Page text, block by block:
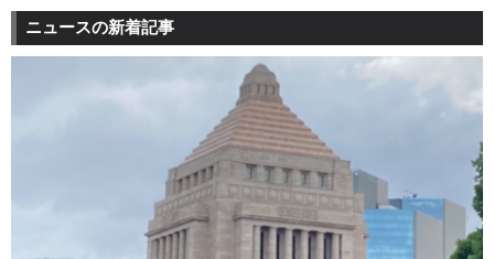
ニュースの新着記事